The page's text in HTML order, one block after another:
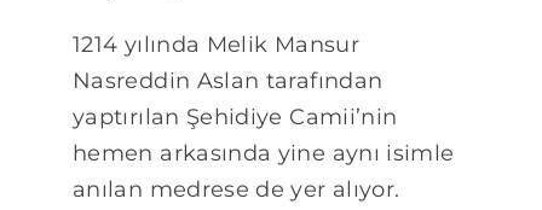
1214 yılında Melik Mansur
Nasreddin Aslan tarafından
yaptırılan Şehidiye Camii’nin
hemen arkasında yine aynı isimle
anılan medrese de yer alıyor.